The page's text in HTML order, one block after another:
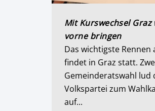
Mit Kurswechsel Graz
vorne bringen
Das wichtigste Rennen
findet in Graz statt.
Gemeinderatswahl lud
Volkspartei zum
auf...